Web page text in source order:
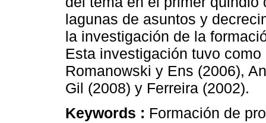
lagunas de asuntos y
la investigación de la
Esta investigación tuvo
Romanowski y Ens (2006),
Gil (2008) y Ferreira (2002).
Keywords : Formación de